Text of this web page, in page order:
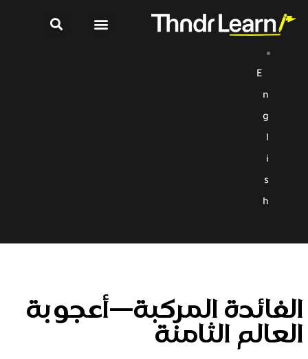
E
n
g
l
i
s
h
الفائدة المركبة—أعجوبة
العالم الثامنة